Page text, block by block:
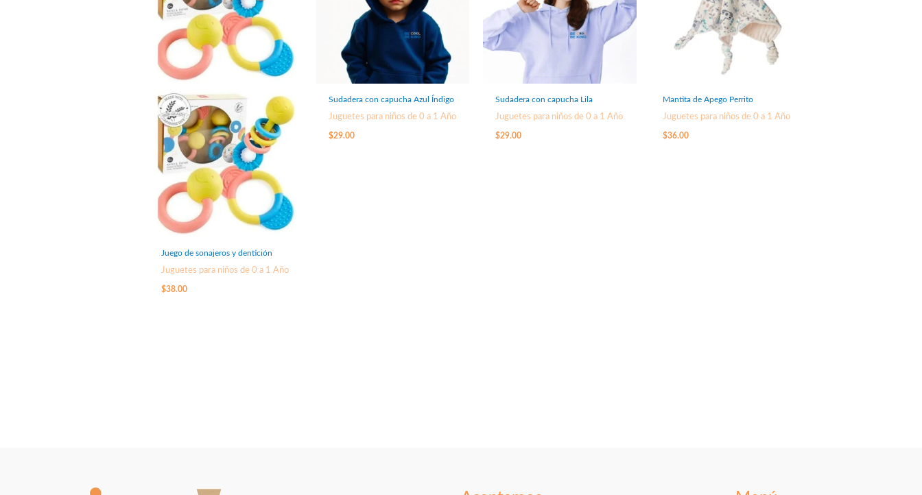
Juego de sonajeros y dentición
Juguetes para niños de 0 a 1 Año
$38.00
Sudadera con capucha Azul Índigo
Juguetes para niños de 0 a 1 Año
$29.00
Sudadera con capucha Lila
Juguetes para niños de 0 a 1 Año
$29.00
Mantita de Apego Perrito
Juguetes para niños de 0 a 1 Año
$36.00